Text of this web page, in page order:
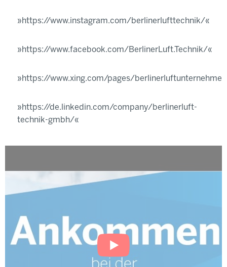
https://www.instagram.com/berlinerlufttechnik/
https://www.facebook.com/BerlinerLuft.Technik/
https://www.xing.com/pages/
https://de.linkedin.com/company/berlinerluft-
technik-gmbh/